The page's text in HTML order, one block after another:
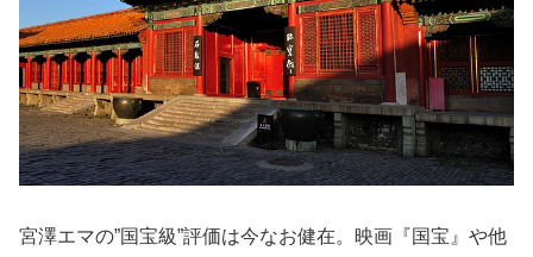
宮澤エマの”国宝級”評価は今なお健在。映画『国宝』や他